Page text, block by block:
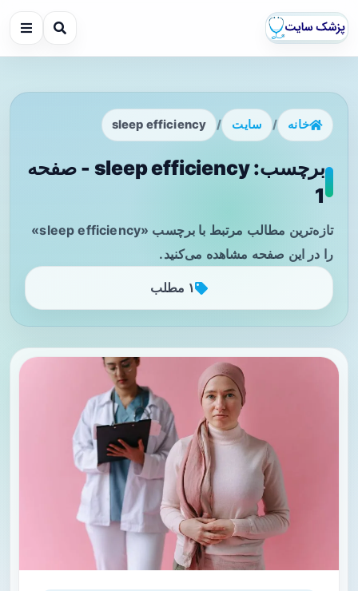
خانه / سایت /
sleep efficiency
برچسب: sleep efficiency - صفحه
1
تازه‌ترین مطالب مرتبط با برچسب «sleep efficiency»
را در این صفحه مشاهده می‌کنید.
۱ مطلب